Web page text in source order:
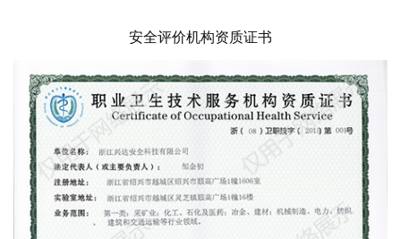
安全评价机构资质证书